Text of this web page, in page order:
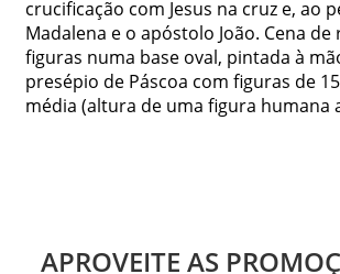
crucificação com Jesus na cruz e, ao
Madalena e o apóstolo João. Cena
figuras numa base oval, pintada à
presépio de Páscoa com figuras de
média (altura de uma figura humana
APROVEITE AS